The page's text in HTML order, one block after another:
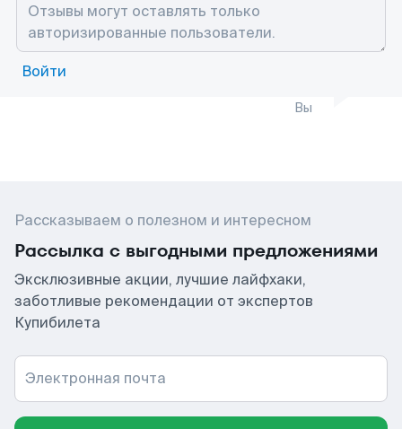
Войти
Вы
Рассказываем о полезном и интересном
Рассылка с выгодными предложениями
Эксклюзивные акции, лучшие лайфхаки,
заботливые рекомендации от экспертов
Купибилета
Электронная почта